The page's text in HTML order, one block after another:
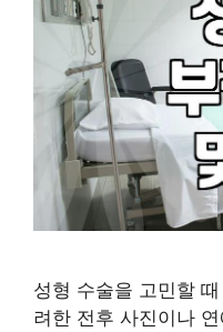
성형 수술을 고민할
려한 전후 사진이나